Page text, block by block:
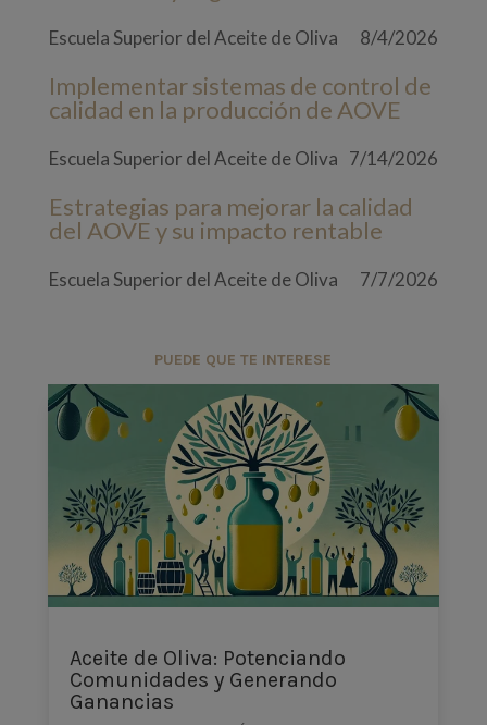
Escuela Superior del Aceite de Oliva 8/4/2026
Implementar sistemas de control de
calidad en la producción de AOVE
Escuela Superior del Aceite de Oliva 7/14/2026
Estrategias para mejorar la calidad
del AOVE y su impacto rentable
Escuela Superior del Aceite de Oliva 7/7/2026
PUEDE QUE TE INTERESE
Aceite de Oliva: Potenciando
Comunidades y Generando
Ganancias